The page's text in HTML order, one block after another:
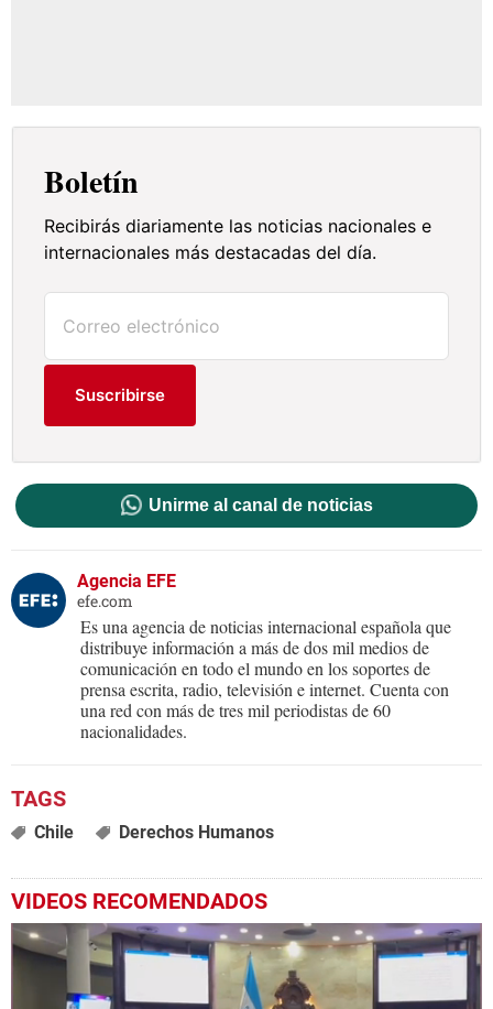
Boletín
Recibirás diariamente las noticias nacionales e
internacionales más destacadas del día.
Suscribirse
Unirme al canal de noticias
Agencia EFE
efe.com
Es una agencia de noticias internacional española que
distribuye información a más de dos mil medios de
comunicación en todo el mundo en los soportes de
prensa escrita, radio, televisión e internet. Cuenta con
una red con más de tres mil periodistas de 60
nacionalidades.
Chile Derechos Humanos
VIDEOS RECOMENDADOS